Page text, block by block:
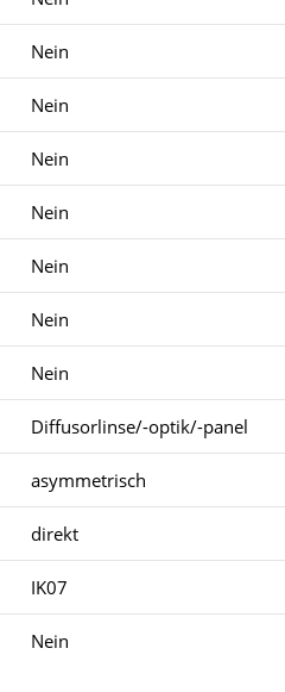
Nein
Nein
Nein
Nein
Nein
Nein
Nein
Diffusorlinse/-optik/-panel
asymmetrisch
direkt
IK07
Nein